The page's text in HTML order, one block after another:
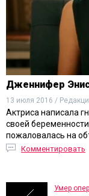
Дженнифер
13 июля 2016 /
Актриса написала
своей
пожаловалась на
Комментировать
Умер